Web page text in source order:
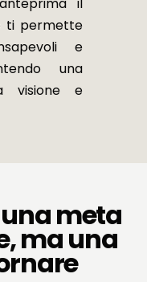
ti permette
e
una
visione e
meta
ma una